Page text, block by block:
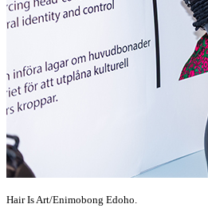
Hair Is Art/Enimobong Edoho.